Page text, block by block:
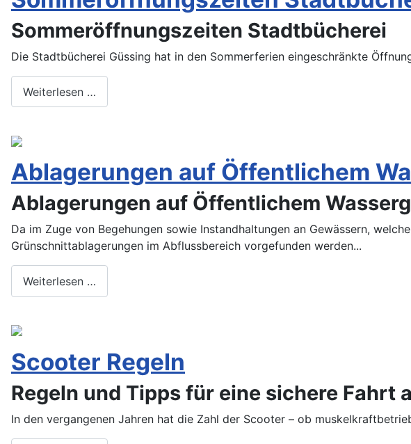
Sommeröffnungszeiten Stadtbücherei
Die Stadtbücherei Güssing hat in den Sommerferien eingeschränkte
Weiterlesen …
Ablagerungen auf Öffentlichem
Ablagerungen auf Öffentlichem
Da im Zuge von Begehungen sowie Instandhaltungen an Gewässern,
Grünschnittablagerungen im Abflussbereich vorgefunden werden...
Weiterlesen …
Scooter Regeln
Regeln und Tipps für eine sichere Fahrt
In den vergangenen Jahren hat die Zahl der Scooter – ob